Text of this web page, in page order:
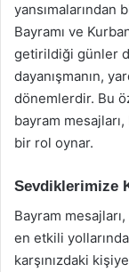
yansımalarından
Bayramı ve
getirildiği günler
dayanışmanın,
dönemlerdir. Bu
bayram
bir rol oynar.
Sevdiklerimize
Bayram
en etkili
karşınızdaki